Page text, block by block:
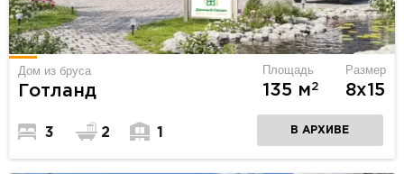
Дом из бруса
Готланд
Площадь
135 м2
Размер
8х15
3 2 1 В АРХИВЕ